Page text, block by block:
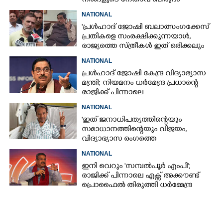
NATIONAL
'പ്രൾഹാദ് ജോഷി ബലാത്സംഗക്കേസ്
പ്രതികളെ സംരക്ഷിക്കുന്നയാൾ,
രാജ്യത്തെ സ്ത്രീകൾ ഇത് ഒരിക്കലും
NATIONAL
പ്രൾഹാദ് ജോഷി കേന്ദ്ര വിദ്യാഭ്യാസ
മന്ത്രി; നിയമനം ധർമേന്ദ്ര പ്രധാന്റെ
രാജിക്ക് പിന്നാലെ
NATIONAL
'ഇത് ജനാധിപത്യത്തിന്റെയും
സമാധാനത്തിന്റെയും വിജയം,
വിദ്യാഭ്യാസ രംഗത്തെ
NATIONAL
ഇനി വെറും 'സമ്പൽപൂർ എംപി';
രാജിക്ക് പിന്നാലെ എക്സ് അക്കൗണ്ട്
പ്രൊഫൈൽ തിരുത്തി ധർമ്മേന്ദ്ര